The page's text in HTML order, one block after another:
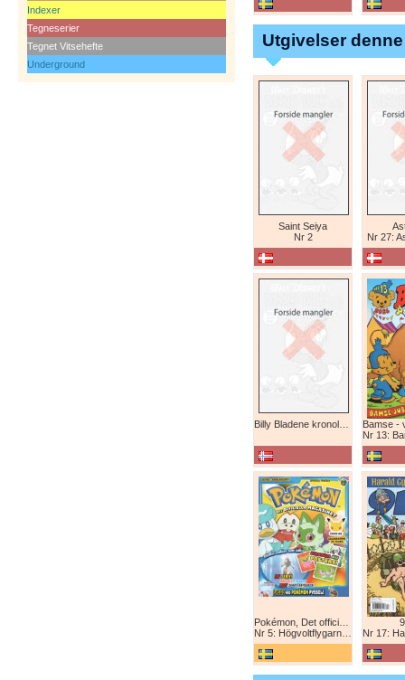
Indexer
Tegneserier
Tegnet Vitsehefte
Underground
Utgivelser
Saint Seiya
Nr 2
Nr 27:
Nr 13: Bamse-
Nr 5: Högvoltflygarna mot Svart Rayquaza!
Nr 17: Harald